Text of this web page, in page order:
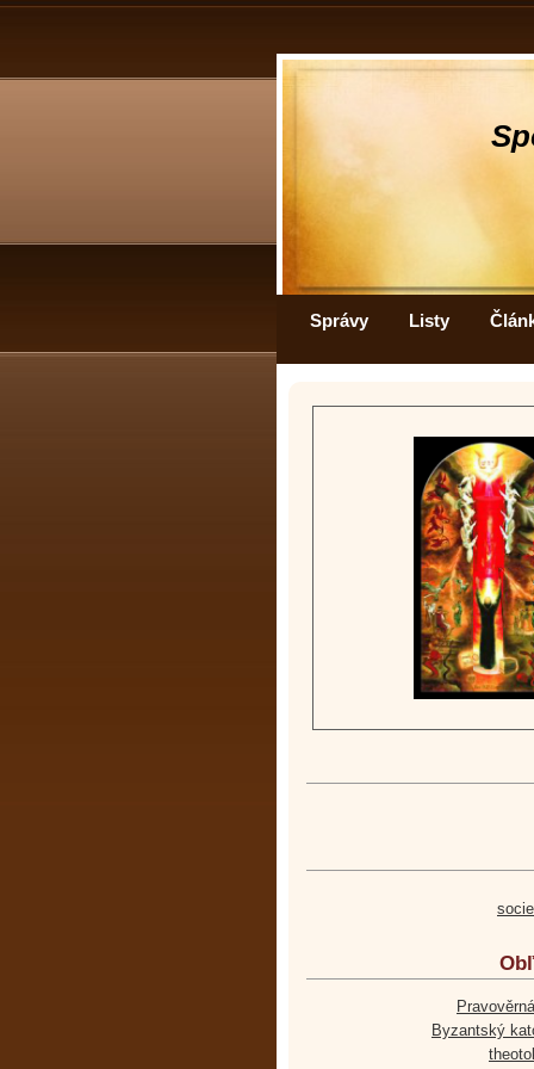
Správy Listy
Byzantský